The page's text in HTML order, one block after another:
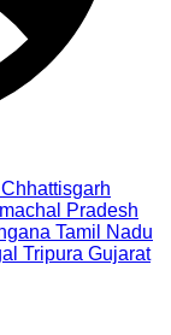
Chhattisgarh
Pradesh
Tamil Nadu
Tripura Gujarat